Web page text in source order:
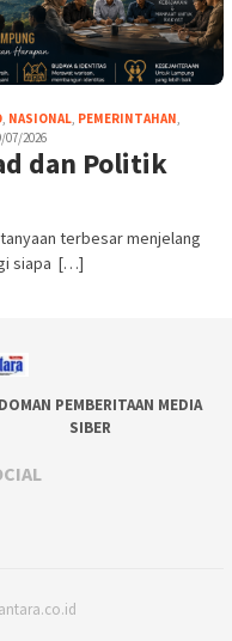
, NASIONAL, PEMERINTAHAN,
07/2026
dan Politik
terbesar menjelang
siapa […]
PEMBERITAAN MEDIA
SIBER